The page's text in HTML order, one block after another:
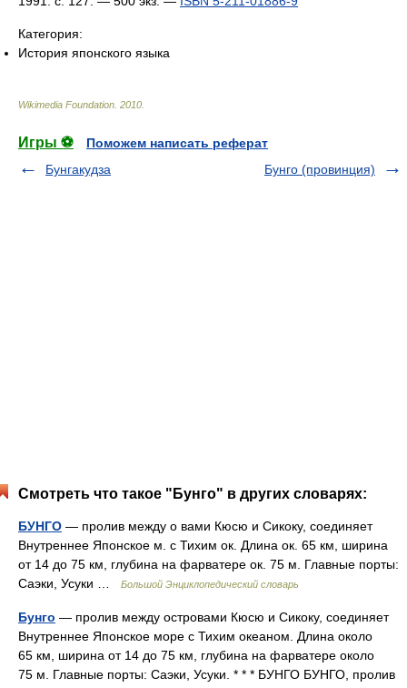
Категория:
История японского языка
Wikimedia Foundation 2010
Игры ⚽
Поможем написать реферат
Бунгакудза
Бунго (провинция)
Смотреть что такое "Бунго" в других словарях:
БУНГО — пролив между о вами Кюсю и Сикоку, соединяет
Внутреннее Японское м. с Тихим ок. Длина ок. 65 км, ширина
от 14 до 75 км, глубина на фарватере ок. 75 м. Главные порты:
Саэки, Усуки …
Большой Энциклопедический словарь
Бунго — пролив между островами Кюсю и Сикоку, соединяет
Внутреннее Японское море с Тихим океаном. Длина около
65 км, ширина от 14 до 75 км, глубина на фарватере около
75 м. Главные порты: Саэки, Усуки. * * * БУНГО БУНГО, пролив